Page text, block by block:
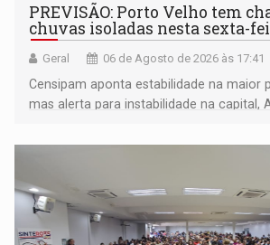
PREVISÃO: Porto Velho tem
chuvas isoladas nesta sexta-
Geral 06 de Agosto de 2026 às 17:41
Censipam aponta estabilidade na maior
mas alerta para instabilidade na capital,